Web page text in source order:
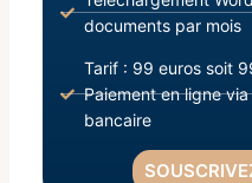
documents par mois
Tarif : 99 euros soit
Paiement en ligne
bancaire